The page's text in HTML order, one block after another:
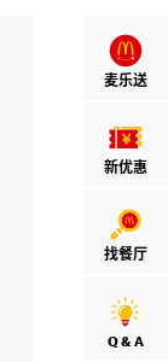
麦乐送
新优惠
找餐厅
Q & A